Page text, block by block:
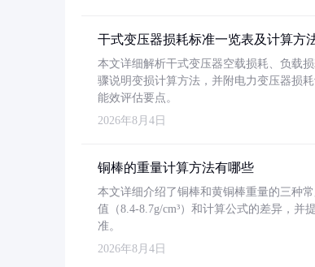
干式变压器损耗标准一览表及计算方
本文详细解析干式变压器空载损耗、负载
骤说明变损计算方法，并附电力变压器损
能效评估要点。
2026年8月4日
铜棒的重量计算方法有哪些
本文详细介绍了铜棒和黄铜棒重量的三种
值（8.4-8.7g/cm³）和计算公式的差异，并
准。
2026年8月4日